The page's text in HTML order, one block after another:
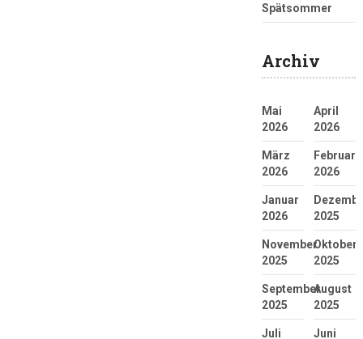
Spätsommer
Archiv
Mai
2026
April
2026
März
2026
Februar
2026
Januar
2026
2025
November
2025
Oktober
2025
September
2025
August
2025
Juli Juni